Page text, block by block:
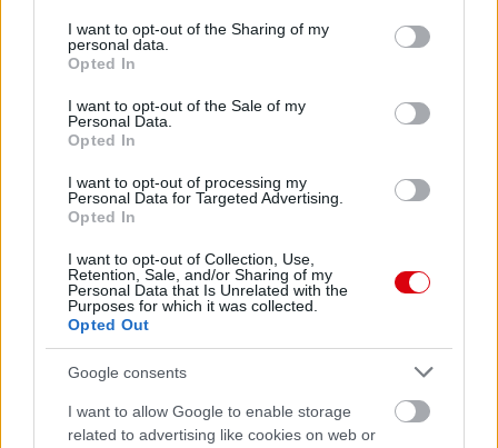
not limited to your visit or usage behaviour. You may click to
grant or deny consent to Google and its third-party tags to
use your data for below specified purposes in below Google
consent section.
I want to opt-out of the Sharing of my
personal data.
Opted In
I want to opt-out of the Sale of my
Personal Data.
Opted In
I want to opt-out of processing my
Personal Data for Targeted Advertising.
Opted In
I want to opt-out of Collection, Use,
Retention, Sale, and/or Sharing of my
Personal Data that Is Unrelated with the
Purposes for which it was collected.
Opted Out
Google consents
I want to allow Google to enable storage
related to advertising like cookies on web or